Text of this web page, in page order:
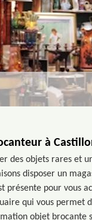
à
des objets rares et
disposer un
présente pour vous
qui vous permet
objet brocante